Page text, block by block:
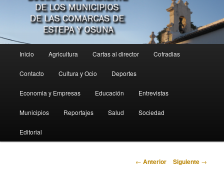
principal
Inicio Agricultura Cartas al director Cofradias
Contacto Cultura y Ocio Deportes
Economia y Empresas Educación Entrevistas
Municipios Reportajes Salud Sociedad
Editorial
Navegación
← Anterior Siguiente →